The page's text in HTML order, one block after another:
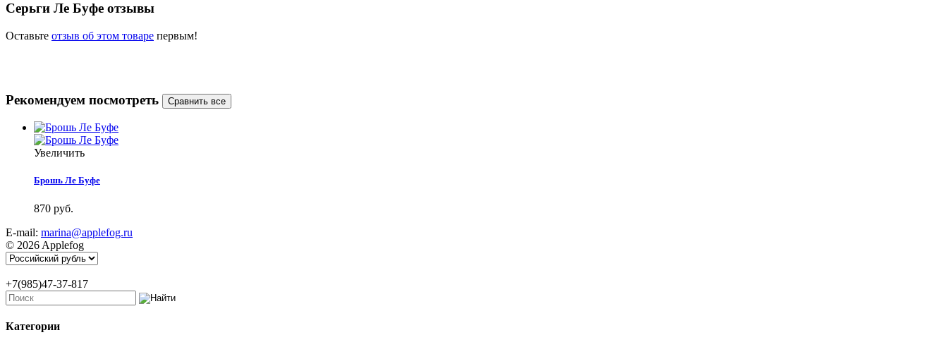
Серьги Ле Буфе отзывы
Оставьте отзыв об этом товаре первым!
Рекомендуем посмотреть
Увеличить
Брошь Ле Буфе
870 руб.
E-mail: marina@applefog.ru
© 2026 Applefog
+7(985)47-37-817
Категории